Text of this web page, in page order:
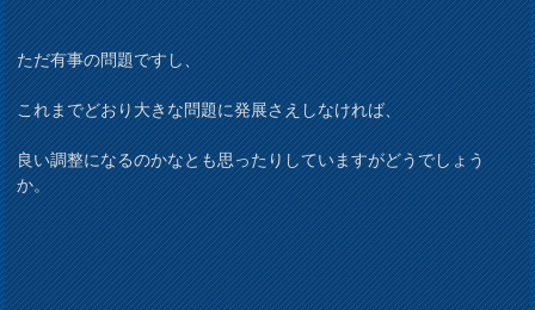
ただ有事の問題ですし、
これまでどおり大きな問題に発展さえしなければ、
良い調整になるのかなとも思ったりしていますがどうでしょう
か。